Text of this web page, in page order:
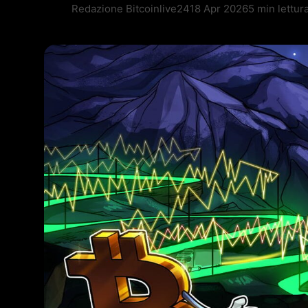
Redazione Bitcoinlive2418 Apr 20265 min